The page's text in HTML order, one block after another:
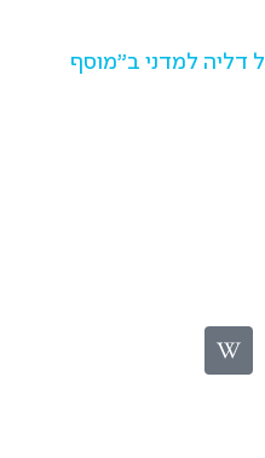
דליה למדני ב"מוסף